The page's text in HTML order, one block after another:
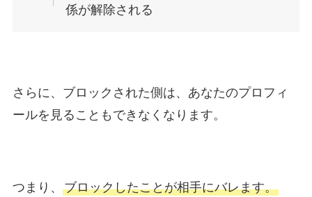
係が解除される
さらに、ブロックされた側は、あなたのプロフィ
ールを見ることもできなくなります。
つまり、 ブロックしたことが相手にバレます。